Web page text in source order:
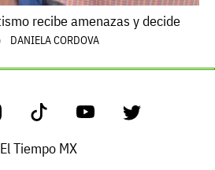
recibe amenazas y decide
DANIELA CORDOVA
El Tiempo MX